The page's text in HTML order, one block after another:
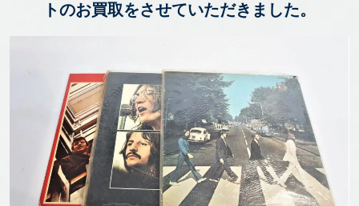
トのお買取をさせていただきました。